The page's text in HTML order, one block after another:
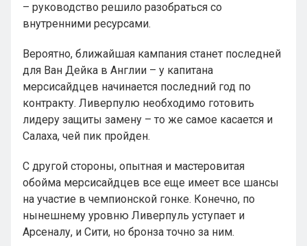
– руководство решило разобраться со
внутренними ресурсами.
Вероятно, ближайшая кампания станет последней
для Ван Дейка в Англии – у капитана
мерсисайдцев начинается последний год по
контракту. Ливерпулю необходимо готовить
лидеру защиты замену – то же самое касается и
Салаха, чей пик пройден.
С другой стороны, опытная и мастеровитая
обойма мерсисайдцев все еще имеет все шансы
на участие в чемпионской гонке. Конечно, по
нынешнему уровню Ливерпуль уступает и
Арсеналу, и Сити, но бронза точно за ним.